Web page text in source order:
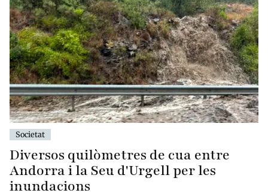
Societat
Diversos quilòmetres de cua entre
Andorra i la Seu d'Urgell per les
inundacions